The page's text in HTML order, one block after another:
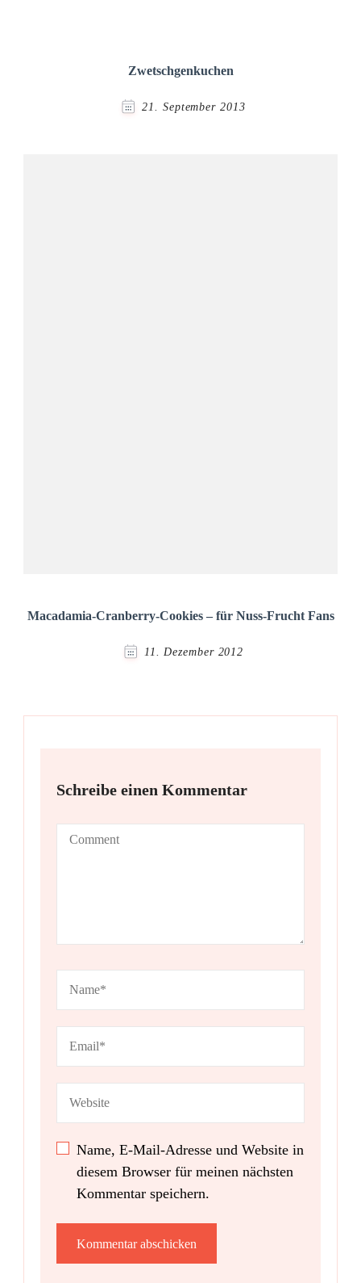
Zwetschgenkuchen
21. September 2013
Macadamia-Cranberry-Cookies – für Nuss-Frucht Fans
11. Dezember 2012
Schreibe einen Kommentar
Name, E-Mail-Adresse und Website in
diesem Browser für meinen nächsten
Kommentar speichern.